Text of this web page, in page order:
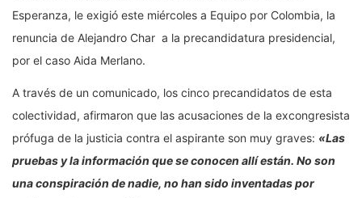
Esperanza, le exigió este miércoles a Equipo por Colombia, la
renuncia de Alejandro Char a la precandidatura presidencial,
por el caso Aida Merlano.
A través de un comunicado, los cinco precandidatos de esta
colectividad, afirmaron que las acusaciones de la excongresista
prófuga de la justicia contra el aspirante son muy graves: «Las
pruebas y la información que se conocen allí están. No son
una conspiración de nadie, no han sido inventadas por